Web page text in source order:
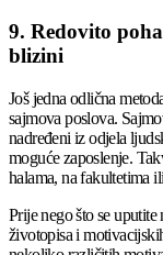
9. Redovito
blizini
Još jedna odlična
sajmova poslova.
nadređeni iz odjela
moguće zaposlenje.
halama, na fakultetima
Prije nego što se
životopisa i